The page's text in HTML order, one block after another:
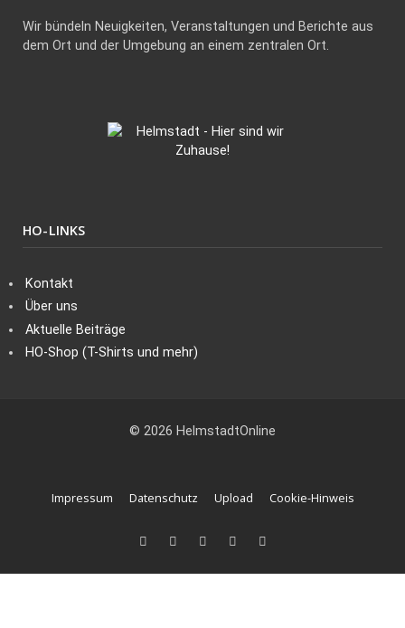
Wir bündeln Neuigkeiten, Veranstaltungen und Berichte aus
dem Ort und der Umgebung an einem zentralen Ort.
HO-LINKS
Kontakt
Über uns
Aktuelle Beiträge
HO-Shop (T-Shirts und mehr)
© 2026 HelmstadtOnline
Impressum Datenschutz Upload Cookie-Hinweis